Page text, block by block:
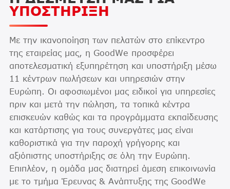
ΥΠΟΣΤΗΡΙΞΗ
Με την ικανοποίηση των πελατών στο επίκεντρο
της εταιρείας μας, η GoodWe προσφέρει
αποτελεσματική εξυπηρέτηση και υποστήριξη μέσω
11 κέντρων πωλήσεων και υπηρεσιών στην
Ευρώπη. Οι αφοσιωμένοι μας ειδικοί για υπηρεσίες
πριν και μετά την πώληση, τα τοπικά κέντρα
επισκευών καθώς και τα προγράμματα εκπαίδευσης
και κατάρτισης για τους συνεργάτες μας είναι
καθοριστικά για την παροχή γρήγορης και
αξιόπιστης υποστήριξης σε όλη την Ευρώπη.
Επιπλέον, η ομάδα μας διατηρεί άμεση επικοινωνία
με το τμήμα Έρευνας & Ανάπτυξης της GoodWe